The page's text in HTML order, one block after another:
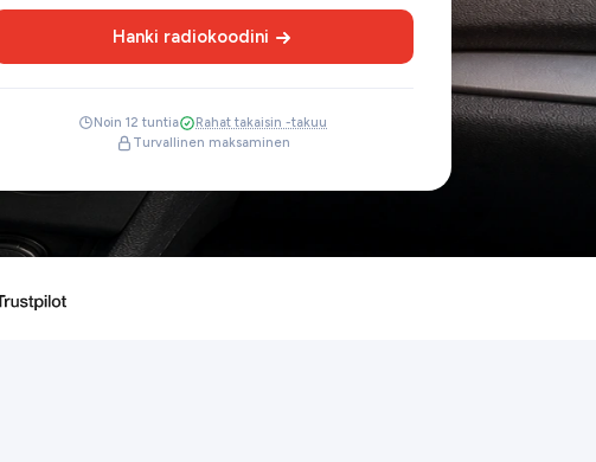
Hanki radiokoodini
Noin 12 tuntia
Rahat takaisin -takuu
Turvallinen maksaminen